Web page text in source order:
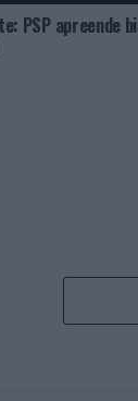
PSP apreende